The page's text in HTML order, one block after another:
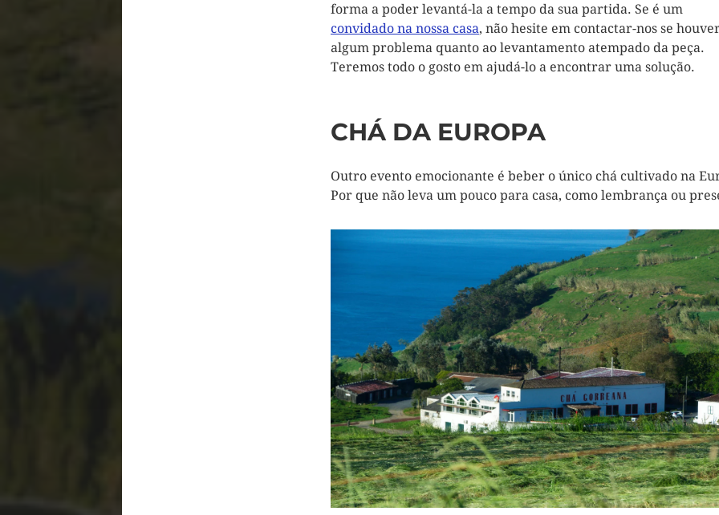
forma a poder levantá-la a tempo da sua partida. Se é um
convidado na nossa casa, não hesite em contactar-nos se
algum problema quanto ao levantamento atempado da peça.
Teremos todo o gosto em ajudá-lo a encontrar uma solução.
CHÁ DA EUROPA
Outro evento emocionante é beber o único chá cultivado na
Por que não leva um pouco para casa, como lembrança ou